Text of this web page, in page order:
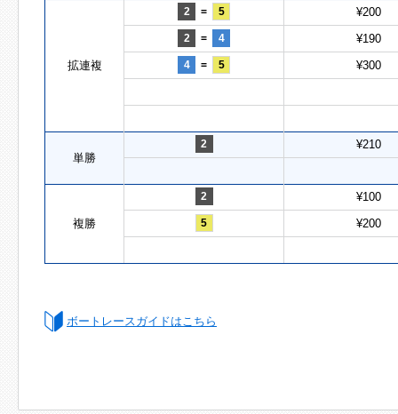
拡連複
2 = 5 ¥200
2 = 4 ¥190
4 = 5 ¥300
単勝
2 ¥210
複勝
2 ¥100
5 ¥200
ボートレースガイドはこちら